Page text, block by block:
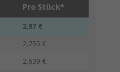
Pro Stück*
2,87 €
2,755 €
2,639 €